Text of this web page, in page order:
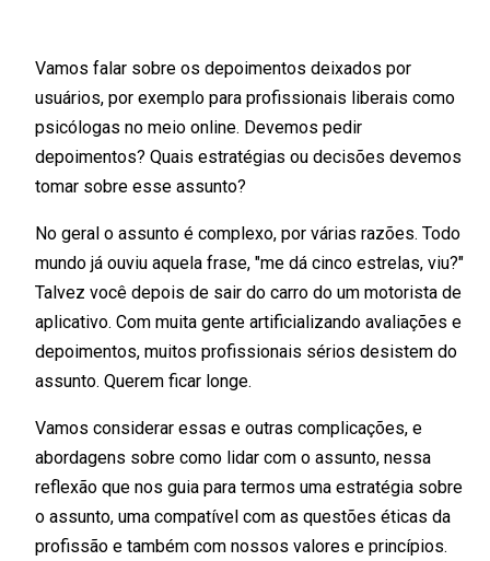
Vamos falar sobre os depoimentos deixados por
usuários, por exemplo para profissionais liberais como
psicólogas no meio online. Devemos pedir
depoimentos? Quais estratégias ou decisões devemos
tomar sobre esse assunto?
No geral o assunto é complexo, por várias razões. Todo
mundo já ouviu aquela frase, "me dá cinco estrelas, viu?"
Talvez você depois de sair do carro do um motorista de
aplicativo. Com muita gente artificializando avaliações e
depoimentos, muitos profissionais sérios desistem do
assunto. Querem ficar longe.
Vamos considerar essas e outras complicações, e
abordagens sobre como lidar com o assunto, nessa
reflexão que nos guia para termos uma estratégia sobre
o assunto, uma compatível com as questões éticas da
profissão e também com nossos valores e princípios.